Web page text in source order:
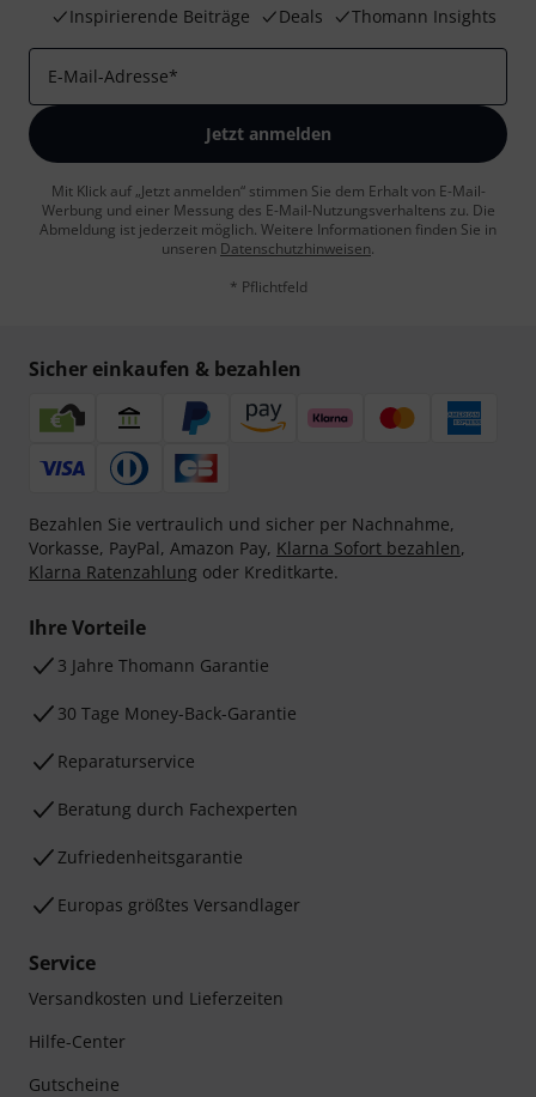
Inspirierende Beiträge
Deals Thomann Insights
E-Mail-Adresse*
Jetzt anmelden
Mit Klick auf „Jetzt anmelden“ stimmen Sie dem Erhalt von E-Mail-
Werbung und einer Messung des E-Mail-Nutzungsverhaltens zu. Die
Abmeldung ist jederzeit möglich. Weitere Informationen finden Sie in
unseren Datenschutzhinweisen.
* Pflichtfeld
Sicher einkaufen & bezahlen
Bezahlen Sie vertraulich und sicher per Nachnahme,
Vorkasse, PayPal, Amazon Pay, Klarna Sofort bezahlen,
Klarna Ratenzahlung oder Kreditkarte.
Ihre Vorteile
3 Jahre Thomann Garantie
30 Tage Money-Back-Garantie
Reparaturservice
Beratung durch Fachexperten
Zufriedenheitsgarantie
Europas größtes Versandlager
Service
Versandkosten und Lieferzeiten
Hilfe-Center
Gutscheine